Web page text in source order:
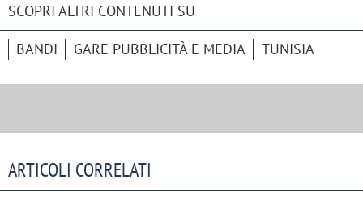
SCOPRI ALTRI CONTENUTI SU
BANDI GARE PUBBLICITÀ E MEDIA TUNISIA
ARTICOLI CORRELATI